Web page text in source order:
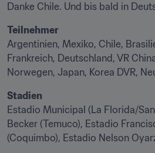
Danke Chile. Und bis bald in
Teilnehmer
Argentinien, Mexiko, Chile,
Frankreich, Deutschland, VR
Norwegen, Japan, Korea DVR,
Stadien
Estadio Municipal (La Florida/
Becker (Temuco), Estadio
(Coquimbo), Estadio Nelson